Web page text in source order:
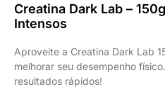
Creatina Dark Lab –
Intensos
Aproveite a Creatina Dark Lab
melhorar seu desempenho
resultados rápidos!